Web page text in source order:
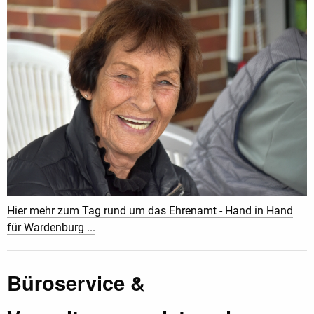
Hier mehr zum Tag rund um das Ehrenamt - Hand in Hand
für Wardenburg ...
Büroservice &